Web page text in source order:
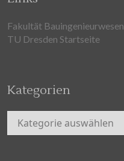
Fakultät Bauingenieurwesen
TU Dresden Startseite
Kategorien
Kategorien